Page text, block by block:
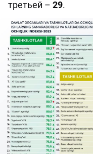
третьей – 29.